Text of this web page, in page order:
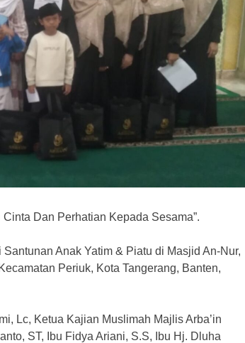
Dan Perhatian Kepada Sesama”.
Anak Yatim & Piatu di Masjid An-Nur,
Periuk, Kota Tangerang, Banten,
Lc, Ketua Kajian Muslimah Majlis Arba’in
ST, Ibu Fidya Ariani, S.S, Ibu Hj. Dluha